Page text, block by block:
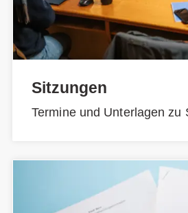
Sitzungen
Termine und Unterlagen zu